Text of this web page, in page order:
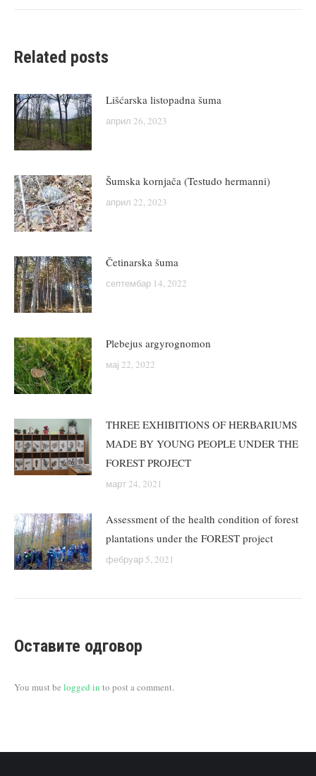
Related posts
Lišćarska listopadna šuma
април 26, 2023
Šumska kornjača (Testudo hermanni)
април 22, 2023
Četinarska šuma
септембар 14, 2022
Plebejus argyrognomon
мај 22, 2022
THREE EXHIBITIONS OF HERBARIUMS
MADE BY YOUNG PEOPLE UNDER THE
FOREST PROJECT
март 24, 2021
Assessment of the health condition of forest
plantations under the FOREST project
фебруар 5, 2021
Оставите одговор
You must be logged in to post a comment.